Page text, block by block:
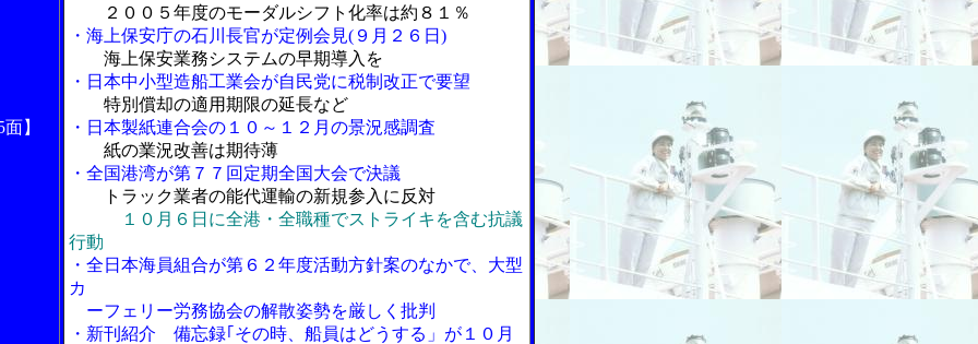
】
２００５年度のモーダルシフト化率は約８１％
・海上保安庁の石川長官が定例会見(９月２６日)
海上保安業務システムの早期導入を
・日本中小型造船工業会が自民党に税制改正で要望
特別償却の適用期限の延長など
・日本製紙連合会の１０～１２月の景況感調査
紙の業況改善は期待薄
・全国港湾が第７７回定期全国大会で決議
トラック業者の能代運輸の新規参入に反対
１０月６日に全港・全職種でストライキを含む抗議
行動
・全日本海員組合が第６２年度活動方針案のなかで、大型
カ
ーフェリー労務協会の解散姿勢を厳しく批判
・新刊紹介 備忘録｢その時、船員はどうする」が１０月